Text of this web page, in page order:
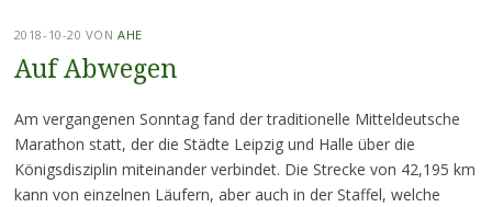
2018-10-20 VONAHE
Auf Abwegen
Am vergangenen Sonntag fand der traditionelle Mitteldeutsche
Marathon statt, der die Städte Leipzig und Halle über die
Königsdisziplin miteinander verbindet. Die Strecke von 42,195 km
kann von einzelnen Läufern, aber auch in der Staffel, welche